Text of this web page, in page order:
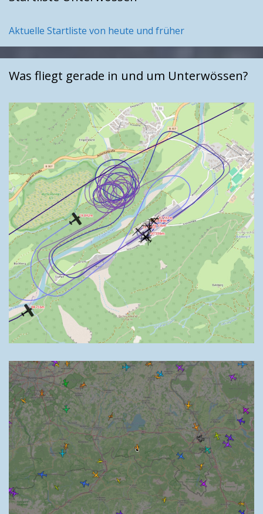
Aktuelle Startliste von heute und früher
Was fliegt gerade in und um Unterwössen?